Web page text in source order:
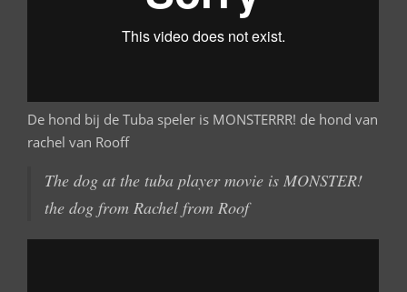
De hond bij de Tuba speler is MONSTERRR! de hond van
rachel van Rooff
The dog at the tuba player movie is MONSTER!
the dog from Rachel from Roof